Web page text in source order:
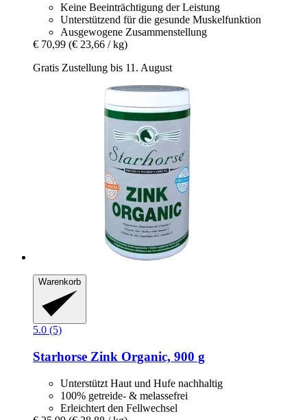
Keine Beeinträchtigung der Leistung
Unterstützend für die gesunde Muskelfunktion
Ausgewogene Zusammenstellung
€ 70,99 (€ 23,66 / kg)
Gratis Zustellung bis 11. August
Warenkorb
5.0 (5)
Starhorse Zink Organic, 900 g
Unterstützt Haut und Hufe nachhaltig
100% getreide- & melassefrei
Erleichtert den Fellwechsel